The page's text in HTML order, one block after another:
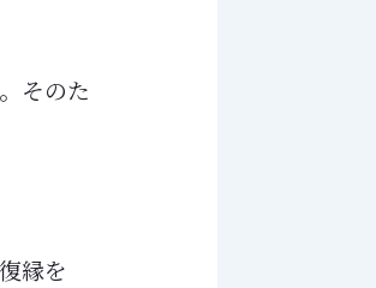
そのた
縁を